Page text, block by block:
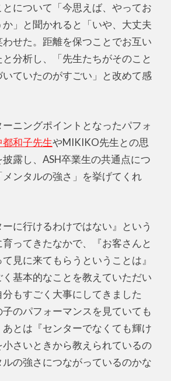
について「今思えば、やってお
」と聞かれると「いや、大丈夫
せた。距離を保つことでお互い
分析し、「先生たちがそのこと
ていたのがすごい」と改めて感
ニングポイントとなったパフォ
都和子先生やMIKIKO先生との思
露し、ASH卒業生の共通点につ
ンタルの強さ」を挙げてくれ
ーに行けるわけではない』という
ってきたなかで、『お客さんと
見に来てもらうということは』
く基本的なことを教えていただい
もすごく大事にしてきました
のパフォーマンスを見ていても
とは『センターでなくても輝け
さいときから教えられているの
の強さにつながっているのかな